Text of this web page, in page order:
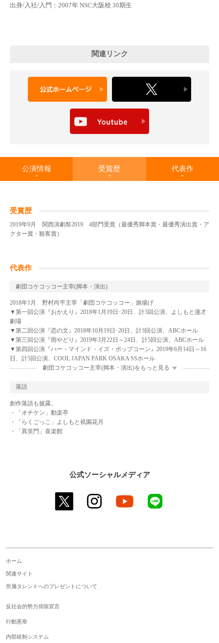
出身/入社/入門：2007年 NSC大阪校 30期生
関連リンク
公演情報 受賞歴 代表作
受賞歴
2019年9月 関西演劇祭2019 4部門受賞（最優秀脚本賞・最優秀演出賞・ア
クター賞・観客賞）
代表作
劇団コケコッコー主宰(脚本・演出)
2018年1月 野村尚平主宰「劇団コケコッコー」旗揚げ
▼第一回公演『おかえり』2018年1月19日･20日、計3回公演、よしもと漫才
劇場
▼第二回公演『恋の文』2018年10月19日･20日、計3回公演、ABCホール
▼第三回公演『雨やどり』2019年3月22日～24日、計5回公演、ABCホール
▼第四回公演『ハー・マインド・イズ・ポップコーン』2019年6月14日～16
日、計5回公演、COOL JAPAN PARK OSAKA SSホール
劇団コケコッコー主宰(脚本・演出)をもっと見る
落語
創作落語も披露。
・「オチケン」動楽亭
・「らくごっこ」よしもと祇園花月
・「異笑門」喜楽館
公式ソーシャルメディア
twitter instagram youtube
ホーム
関連サイト
所属タレントへのプレゼントについて
反社会的勢力排除宣言
行動憲章
内部統制システム